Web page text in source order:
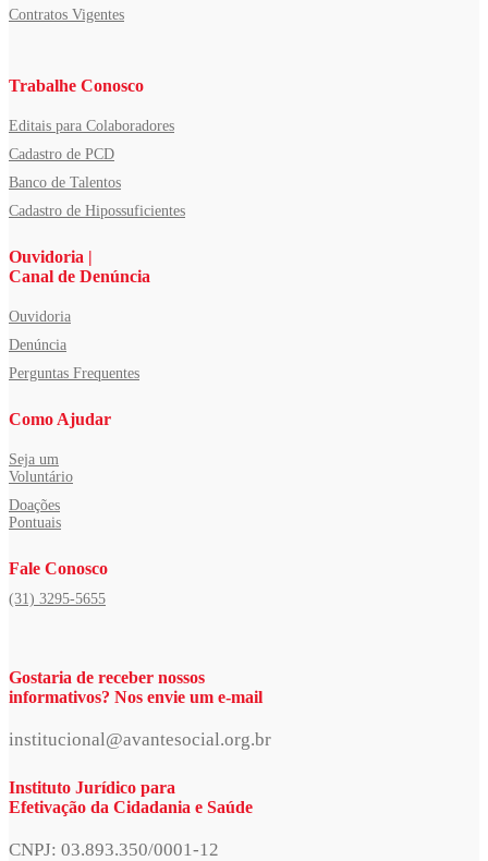
Contratos Vigentes
Trabalhe Conosco
Editais para Colaboradores
Cadastro de PCD
Banco de Talentos
Cadastro de Hipossuficientes
Ouvidoria |
Canal de Denúncia
Ouvidoria
Denúncia
Perguntas Frequentes
Como Ajudar
Seja um
Voluntário
Doações
Pontuais
Fale Conosco
(31) 3295-5655
Gostaria de receber nossos
informativos? Nos envie um e-mail
institucional@avantesocial.org.br
Instituto Jurídico para
Efetivação da Cidadania e Saúde
CNPJ: 03.893.350/0001-12